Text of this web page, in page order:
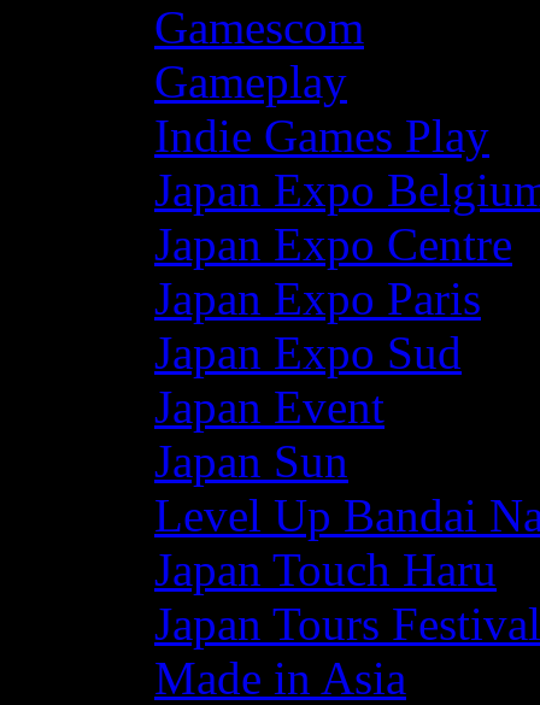
Gamescom
Gameplay
Indie Games Play
Japan Expo
Japan Expo Centre
Japan Expo Paris
Japan Expo Sud
Japan Event
Japan Sun
Level Up Bandai
Japan Touch Haru
Japan Tours Festival
Made in Asia